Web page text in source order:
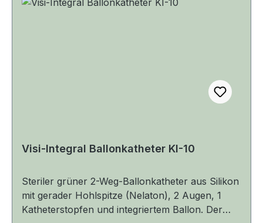
ideal für empfindliche Patienten Erhältlich in den
Visi-Integral Ballonkatheter KI-10
Steriler grüner 2-Weg-Ballonkatheter aus Silikon
mit gerader Hohlspitze (Nelaton), 2 Augen, 1
Katheterstopfen und integriertem Ballon. Der